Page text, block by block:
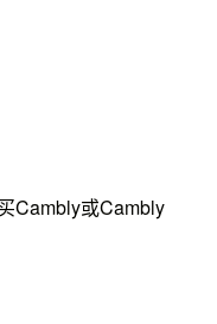
Cambly或Cambly